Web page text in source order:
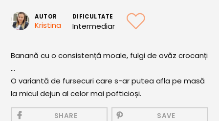
Toate Reţetele
Aperitive Calde
Mezeluri
Ronțăieli
AUTOR
Kristina
DIFICULTATE
Intermediar
Banană cu o consistență moale, fulgi de ovăz crocanți
...
O variantă de fursecuri care s-ar putea afla pe masă
la micul dejun al celor mai pofticioși.
SHARE SAVE